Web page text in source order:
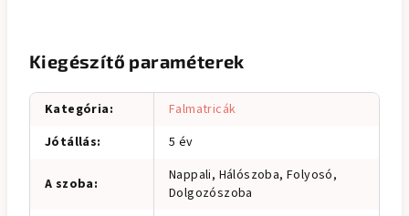
Kiegészítő paraméterek
Kategória:
Falmatricák
Jótállás: 5 év
A szoba:
Nappali, Hálószoba, Folyosó,
Dolgozószoba